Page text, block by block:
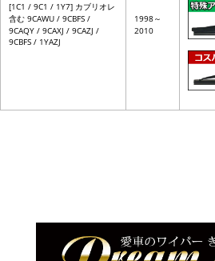
[1C1 / 9C1 / 1Y7] カブリオレ
含む 9CAWU / 9CBFS /
9CAQY / 9CAXJ / 9CAZJ /
9CBFS / 1YAZJ
1998～
2010